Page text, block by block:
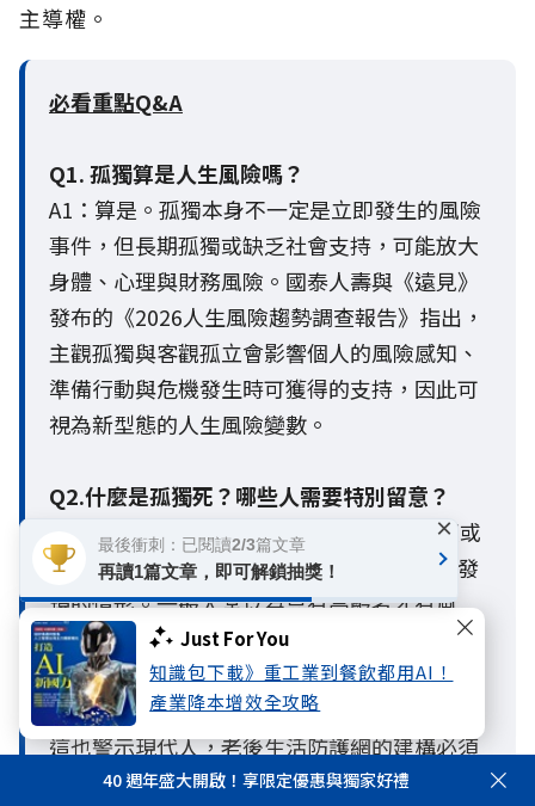
Just For You
知識包下載》重工業到餐飲都用AI！
產業降本增效全攻略
主導權。
必看重點Q&A
Q1. 孤獨算是人生風險嗎？
A1：算是。孤獨本身不一定是立即發生的風險
事件，但長期孤獨或缺乏社會支持，可能放大
身體、心理與財務風險。國泰人壽與《遠見》
發布的《2026人生風險趨勢調查報告》指出，
主觀孤獨與客觀孤立會影響個人的風險感知、
準備行動與危機發生時可獲得的支持，因此可
視為新型態的人生風險變數。
Q2.什麼是孤獨死？哪些人需要特別留意？
A2：孤獨死通常是指一個人在缺乏親友關懷或
社會支持的情況下獨自離世，且長時間未被發
現的情形。一般人常以為只有高齡者才有風
險，但隨著少子化、單身與獨居人口增加，在
超高齡社會中，長期處於客觀孤立、社會連結
薄弱或缺乏支持網絡的人，都面臨較高風險。
這也警示現代人，老後生活防護網的建構必須
提早啟動。
40 週年盛大開啟！享限定優惠與獨家好禮
最後衝刺：已閱讀2/3篇文章
再讀1篇文章，即可解鎖抽獎！
×